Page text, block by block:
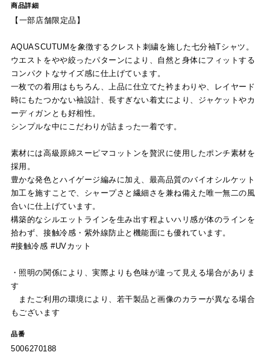
商品詳細
【一部店舗限定品】
AQUASCUTUMを象徴するクレスト刺繍を施した七分袖Tシャツ。
ウエストをやや絞ったパターンにより、自然と身体にフィットする
コンパクトなサイズ感に仕上げています。
一枚での着用はもちろん、上品に仕立てた衿まわりや、レイヤード
時にもたつかない袖設計、長すぎない着丈により、ジャケットやカ
ーディガンとも好相性。
シンプルな中にこだわりが詰まった一着です。
素材には高級原綿スーピマコットンを贅沢に使用したポンチ素材を
採用。
豊かな発色とハイゲージ編みに加え、最高品質のバイオシルケット
加工を施すことで、シャープさと繊細さを兼ね備えた唯一無二の風
合いに仕上げています。
構築的なシルエットラインを生み出す程よいハリ感が体のラインを
拾わず、接触冷感・紫外線防止と機能面にも優れています。
#接触冷感 #UVカット
・照明の関係により、実際よりも色味が違って見える場合がありま
す
またご利用の環境により、若干製品と画像のカラーが異なる場合
もございます
品番
5006270188